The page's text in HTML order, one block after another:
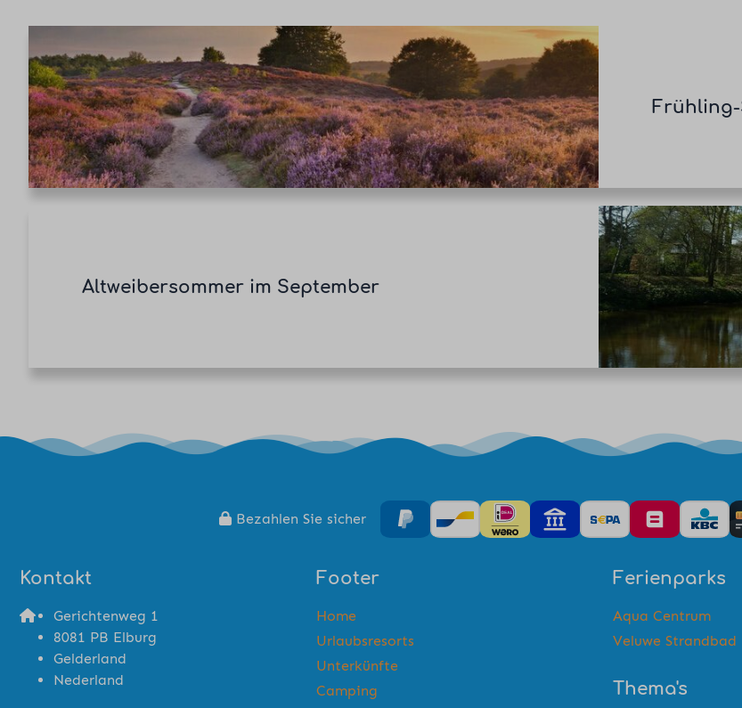
Altweibersommer im September
Bezahlen Sie sicher
Kontakt
Gerichtenweg 1
8081 PB Elburg
Gelderland
Nederland
Footer
Home
Urlaubsresorts
Unterkünfte
Camping
Ferienparks
Aqua Centrum
Veluwe Strandbad
Thema's